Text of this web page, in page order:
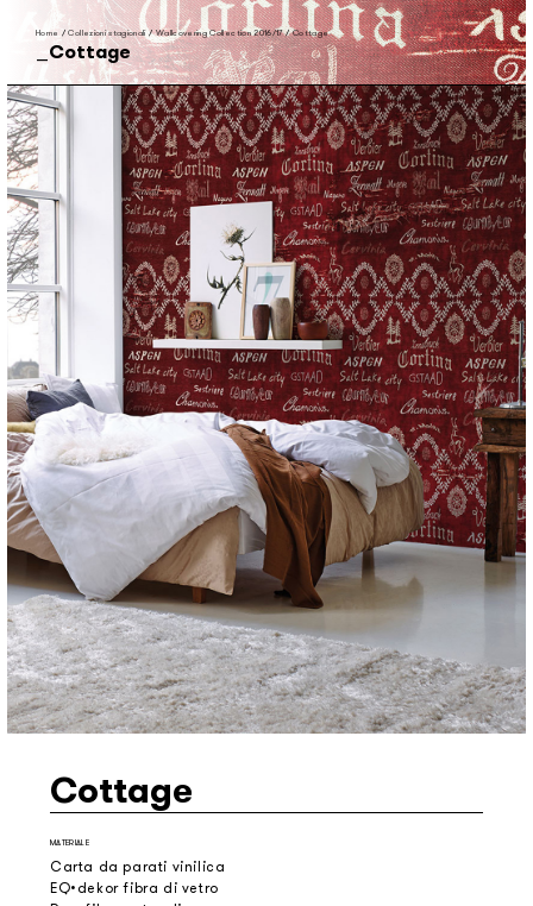
Home /Collezioni stagionali/Wallcovering Collection 2016/17/Cottage
Cottage
Cottage
MATERIALE
Carta da parati vinilica
EQ•dekor fibra di vetro